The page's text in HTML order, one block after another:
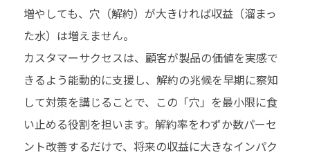
増やしても、穴（解約）が大きければ収益（溜まっ
た水）は増えません。
カスタマーサクセスは、顧客が製品の価値を実感で
きるよう能動的に支援し、解約の兆候を早期に察知
して対策を講じることで、この「穴」を最小限に食
い止める役割を担います。解約率をわずか数パーセ
ント改善するだけで、将来の収益に大きなインパク